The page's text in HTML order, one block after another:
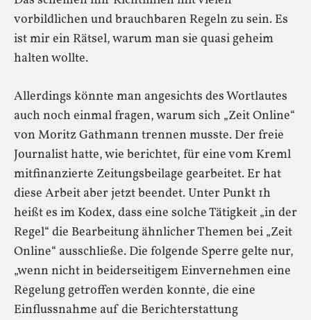
vorbildlichen und brauchbaren Regeln zu sein. Es
ist mir ein Rätsel, warum man sie quasi geheim
halten wollte.
Allerdings könnte man angesichts des Wortlautes
auch noch einmal fragen, warum sich „Zeit Online“
von Moritz Gathmann trennen musste. Der freie
Journalist hatte, wie berichtet, für eine vom Kreml
mitfinanzierte Zeitungsbeilage gearbeitet. Er hat
diese Arbeit aber jetzt beendet. Unter Punkt 1h
heißt es im Kodex, dass eine solche Tätigkeit „in der
Regel“ die Bearbeitung ähnlicher Themen bei „Zeit
Online“ ausschließe. Die folgende Sperre gelte nur,
„wenn nicht in beiderseitigem Einvernehmen eine
Regelung getroffen werden konnte, die eine
Einflussnahme auf die Berichterstattung